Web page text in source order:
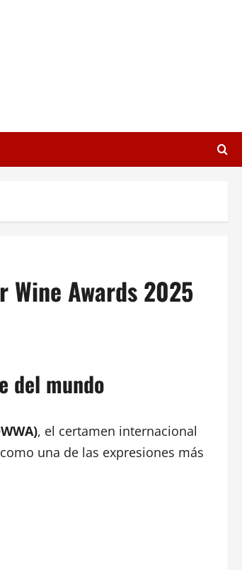
Wine Awards 2025
del mundo
, el certamen internacional
una de las expresiones más